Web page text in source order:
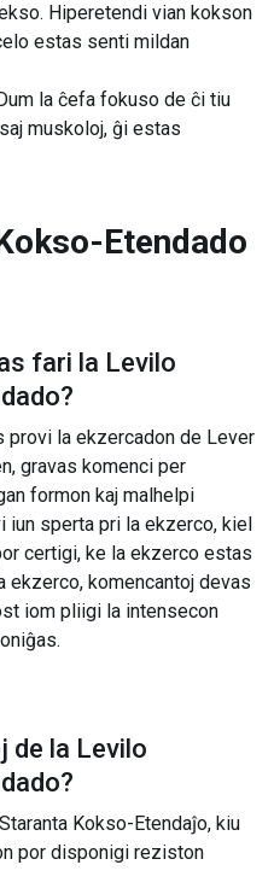
Hiperetendi vian kokson
estas senti mildan
la ĉefa fokuso de ĉi tiu
muskoloj, ĝi estas
Etendado
fari la Levilo
?
provi la ekzercadon de Lever
gravas komenci per
formon kaj malhelpi
iun sperta pri la ekzerco, kiel
certigi, ke la ekzerco estas
ekzerco, komencantoj devas
iom pliigi la intensecon
de la Levilo
?
Kokso-Etendaĵo, kiu
por disponigi reziston